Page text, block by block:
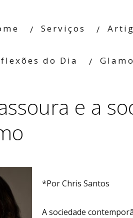
Serviços
do Dia
e a
*Por Chris Santos
A sociedade